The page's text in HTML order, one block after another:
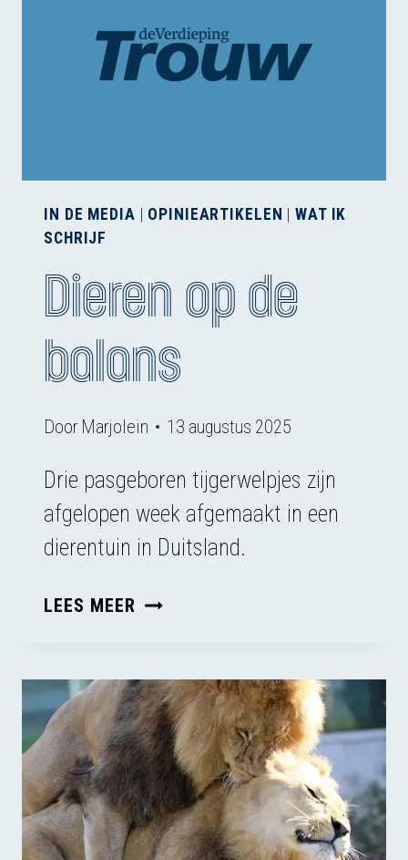
IN DE MEDIA | OPINIEARTIKELEN | WAT IK
SCHRIJF
Dieren op de
balans
Door Marjolein 13 augustus 2025
Drie pasgeboren tijgerwelpjes zijn
afgelopen week afgemaakt in een
dierentuin in Duitsland.
LEES MEER DIEREN
BALANS